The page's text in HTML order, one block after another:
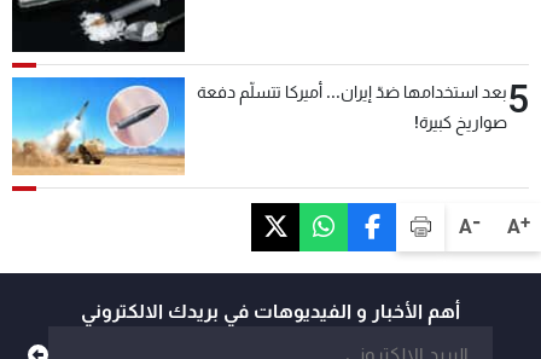
A+
A-
5بعد استخدامها ضدّ إيران... أميركا تتسلّم دفعة
صواريخ كبيرة!
أهم الأخبار و الفيديوهات في بريدك الالكتروني